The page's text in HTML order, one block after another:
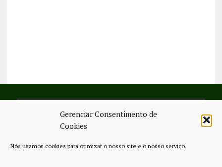
Gerenciar Consentimento de
Cookies
Nós usamos cookies para otimizar o nosso site e o nosso serviço.
SIGA-NOS NO FACEBOOK